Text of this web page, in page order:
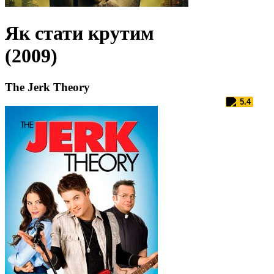
Як стати крутим
(2009)
The Jerk Theory
5.4